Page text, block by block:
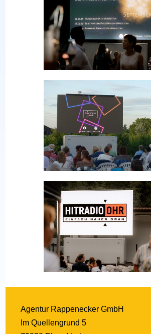
Agentur Rappenecker GmbH
Im Quellengrund 5